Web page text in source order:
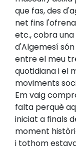
que fas, des
net fins
etc., cobra una
d'Algemesí
entre el meu
quotidiana i el
moviments
Em vaig
falta perquè
iniciat a finals
moment
i tothom